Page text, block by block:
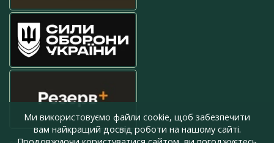
Ми використовуємо файли cookie, щоб забезпечити
вам найкращий досвід роботи на нашому сайті.